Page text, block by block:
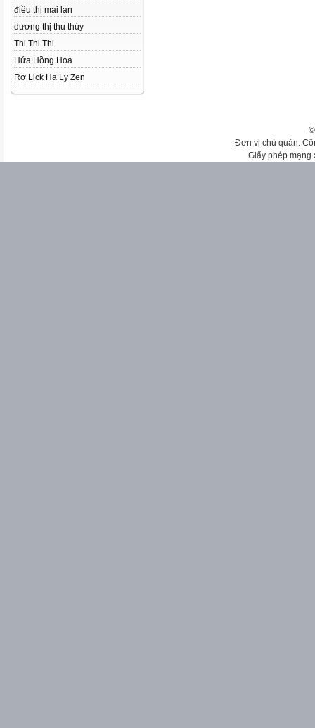
điều thị mai lan
dương thị thu thúy
Thi Thi Thi
Hứa Hồng Hoa
Rơ Lick Ha Ly Zen
Đơn vị chủ quản:
Giấy phép mạng